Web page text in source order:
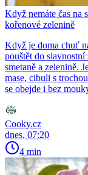
Když nemáte čas na
kořenové zelenině
Když je doma chuť
pouštět do
smetaně a zelenině.
mase, cibuli s
se obejde i bez
Cooky.cz
dnes, 07:20
4 min